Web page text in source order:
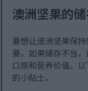
澳洲坚果的
要想让澳洲坚果保
要。如果储存不当
口感和营养价值。
的小贴士。